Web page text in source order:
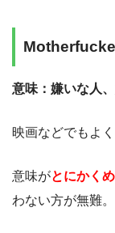
意味：嫌いな人
映画などでもよ
意味がとにかく
わない方が無難。